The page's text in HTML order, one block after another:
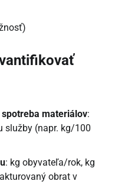
materiálov:
služby (napr. kg/100
: kg obyvateľa/rok, kg
obrat v